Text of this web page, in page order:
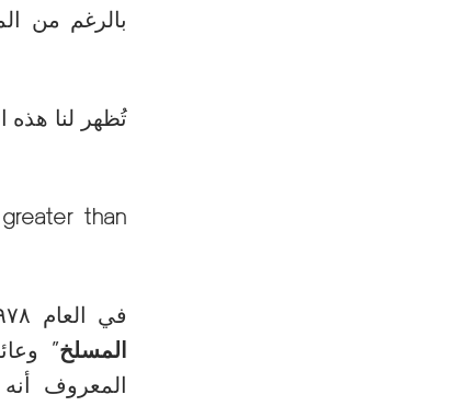
بالرغم من
تُظهر لنا هذه
than
في العام ۱۹۷۸ تمّ تهجير حيّ الكرنتينا الذي كانت تقطن فيه عائلات معروفة “
المسلخ”